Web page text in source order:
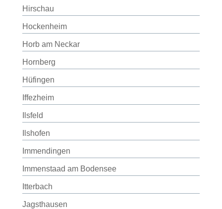
Hirschau
Hockenheim
Horb am Neckar
Hornberg
Hüfingen
Iffezheim
Ilsfeld
Ilshofen
Immendingen
Immenstaad am Bodensee
Itterbach
Jagsthausen